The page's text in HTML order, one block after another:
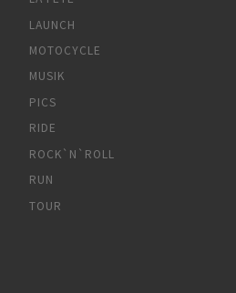
LAUNCH
MOTOCYCLE
MUSIK
PICS
RIDE
ROCK`N`ROLL
RUN
TOUR